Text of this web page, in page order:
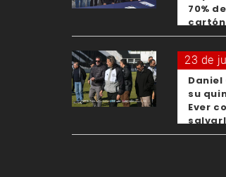
70%
para
23 de
Daniel
su
Ever